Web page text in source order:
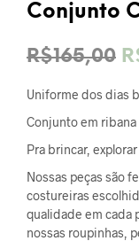
Conjunto
R$165,00 O
Uniforme dos dias
Conjunto em ribana
Pra brincar,
Nossas peças são
costureiras
qualidade em cada
nossas roupinhas,